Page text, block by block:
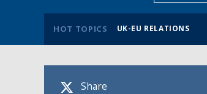
HOT TOPICS UK-EU RELATIONS
Share